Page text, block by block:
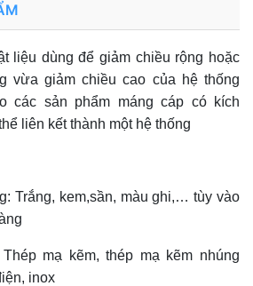
liệu dùng để giảm chiều rộng hoặc
vừa giảm chiều cao của hệ thống
các sản phẩm máng cáp có kích
liên kết thành một hệ thống
Trắng, kem,sần, màu ghi,… tùy vào
mạ kẽm, thép mạ kẽm nhúng
inox